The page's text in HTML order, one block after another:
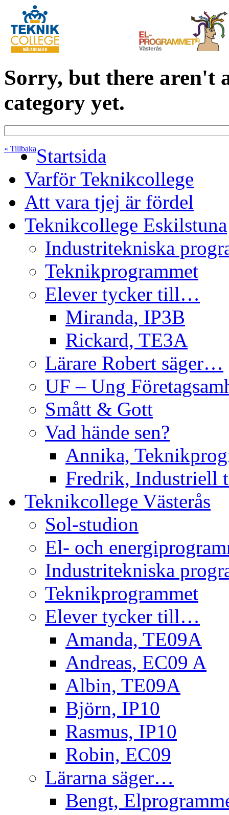
Sorry, but there aren't
category yet.
« TillbakaStartsida
Varför Teknikcollege
Att vara tjej är fördel
Teknikcollege Eskilstuna
Industritekniska
Teknikprogrammet
Elever tycker till…
Miranda, IP3B
Rickard, TE3A
Lärare Robert säger…
UF – Ung
Smått & Gott
Vad hände sen?
Annika,
Fredrik, Industriell
Teknikcollege Västerås
Sol-studion
El- och
Industritekniska
Teknikprogrammet
Elever tycker till…
Amanda, TE09A
Andreas, EC09 A
Albin, TE09A
Björn, IP10
Rasmus, IP10
Robin, EC09
Lärarna säger…
Bengt,